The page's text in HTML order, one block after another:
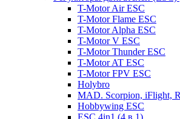
T-Motor Air ESC
T-Motor Flame ESC
T-Motor Alpha ESC
T-Motor V ESC
T-Motor Thunder ESC
T-Motor AT ESC
T-Motor FPV ESC
Holybro
MAD. Scorpion, iFlight,
Hobbywing ESC
ESC 4in1 (4 в 1)